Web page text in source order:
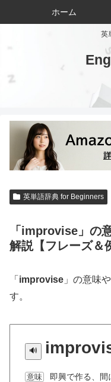
英
ホーム
英単語辞典 for Beginners
「improvise」の
解説【フレーズ＆
「 improvise 」の意味
す。
意味 即興で作る、